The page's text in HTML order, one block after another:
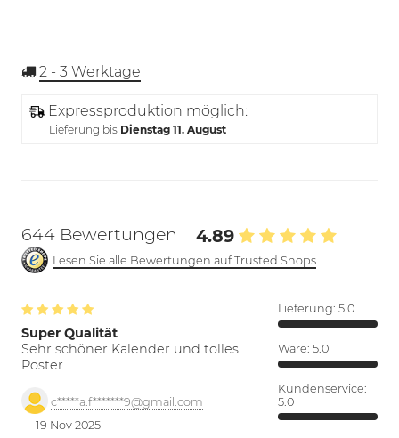
2 - 3 Werktage
Expressproduktion möglich:
Lieferung bis Dienstag 11. August
644 Bewertungen 4.89
Lesen Sie alle Bewertungen auf Trusted Shops
Super Qualität
Sehr schöner Kalender und tolles
Poster.
c*****a.f*******9@gmail.com
19 Nov 2025
Lieferung: 5.0
Ware: 5.0
Kundenservice:
5.0